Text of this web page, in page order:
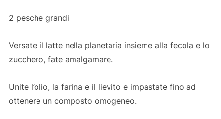
2 pesche grandi
Versate il latte nella planetaria insieme alla fecola e lo
zucchero, fate amalgamare.
Unite l’olio, la farina e il lievito e impastate fino ad
ottenere un composto omogeneo.